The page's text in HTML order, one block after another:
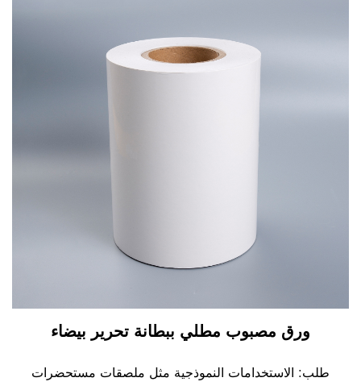
ورق مصبوب مطلي ببطانة تحرير بيضاء
طلب: الاستخدامات النموذجية مثل ملصقات مستحضرات